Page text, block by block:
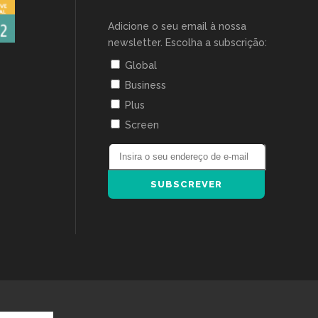
Adicione o seu email à nossa
newsletter. Escolha a subscrição:
Global
Business
Plus
Screen